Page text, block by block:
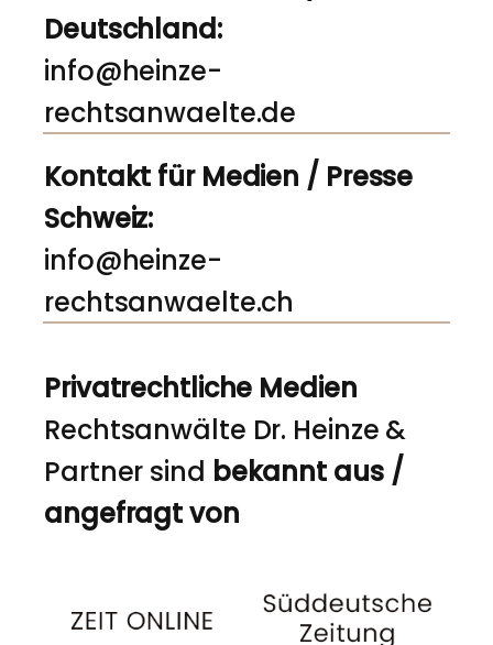
Deutschland:
info@heinze-
rechtsanwaelte.de
Kontakt für Medien / Presse
Schweiz:
info@heinze-
rechtsanwaelte.ch
Privatrechtliche Medien
Rechtsanwälte Dr. Heinze &
Partner sind bekannt aus /
angefragt von